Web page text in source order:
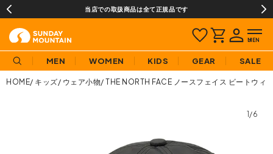
当店での取扱商品は全て正規品です
MEN WOMEN KIDS GEAR SALE
HOME キッズ ウェア小物 THE NORTH FACE ノースフェイス ビートウィ
1/6